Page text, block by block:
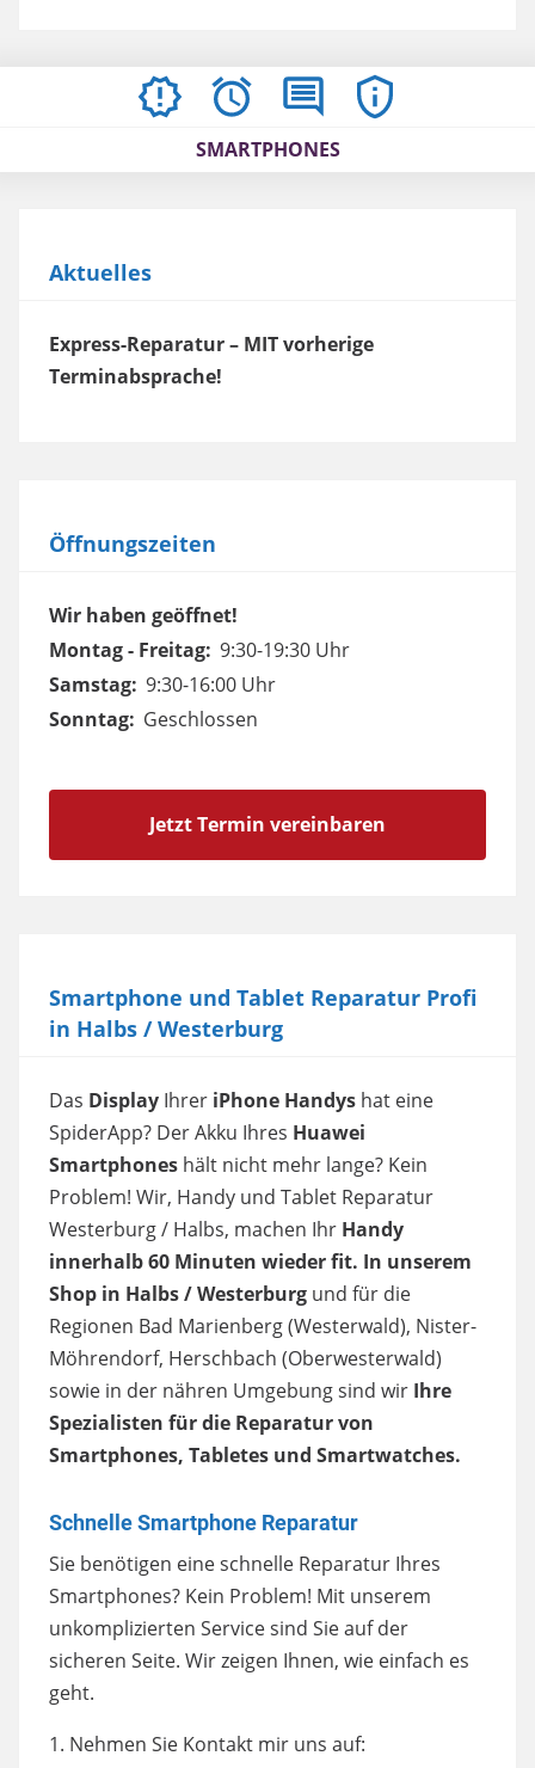
AKTUELLESÖFFNUNGSZEITEN
BEWERTUNGEN
IMPRESSUM
/
SMARTPHONES
Aktuelles
Express-Reparatur – MIT vorherige
Terminabsprache!
Öffnungszeiten
Wir haben geöffnet!
Montag - Freitag: 9:30-19:30 Uhr
Samstag: 9:30-16:00 Uhr
Sonntag: Geschlossen
Jetzt Termin vereinbaren
Smartphone und Tablet Reparatur Profi
in Halbs / Westerburg
Das Display Ihrer iPhone Handys hat eine
SpiderApp? Der Akku Ihres Huawei
Smartphones hält nicht mehr lange? Kein
Problem! Wir, Handy und Tablet Reparatur
Westerburg / Halbs, machen Ihr Handy
innerhalb 60 Minuten wieder fit. In unserem
Shop in Halbs / Westerburg und für die
Regionen Bad Marienberg (Westerwald), Nister-
Möhrendorf, Herschbach (Oberwesterwald)
sowie in der nähren Umgebung sind wir Ihre
Spezialisten für die Reparatur von
Smartphones, Tabletes und Smartwatches.
Schnelle Smartphone Reparatur
Sie benötigen eine schnelle Reparatur Ihres
Smartphones? Kein Problem! Mit unserem
unkomplizierten Service sind Sie auf der
sicheren Seite. Wir zeigen Ihnen, wie einfach es
geht.
1. Nehmen Sie Kontakt mir uns auf: